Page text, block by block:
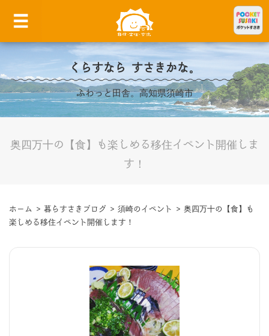
くらすなら すさきかな。
ふわっと田舎。高知県須崎市
奥四万十の【食】も楽しめる移住イベント開催しま
す！
ホーム > 暮らすさきブログ > 須崎のイベント > 奥四万十の【食】も
楽しめる移住イベント開催します！